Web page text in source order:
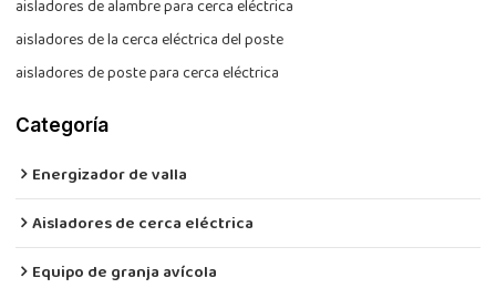
aisladores de alambre para cerca eléctrica
aisladores de la cerca eléctrica del poste
aisladores de poste para cerca eléctrica
Categoría
Energizador de valla
Aisladores de cerca eléctrica
Equipo de granja avícola